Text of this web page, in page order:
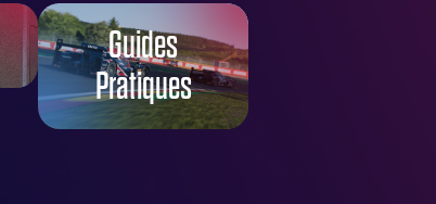
Guides
Pratiques